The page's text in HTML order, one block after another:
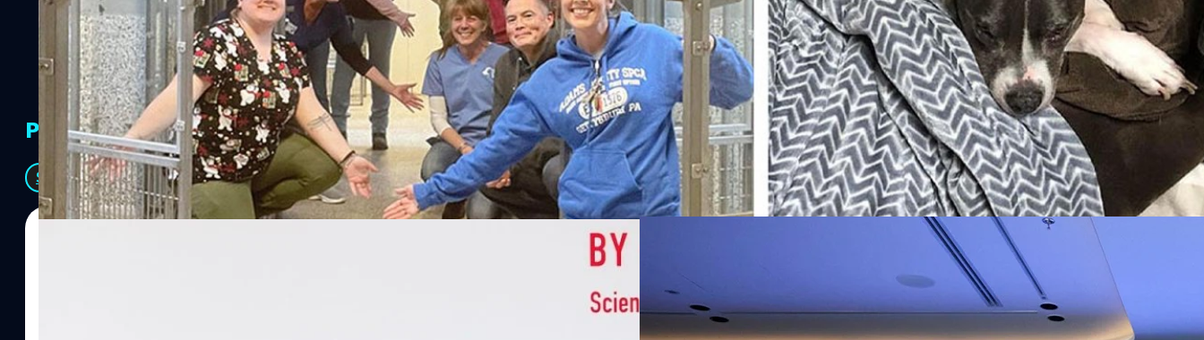
PR Partners
See All
หัวเว่ยเดินหน้าปฏิวัติวงการสาธารณสุขไทยด้วย AI เปิดตัว 4 นวัตกรรมเปลี่ยน
เกมเร่งเครื่อง AI เพื่อการแพทย์ในประเทศไทย
กรุงเทพฯ, 7 สิงหาคม 2569 — หัวเว่ย จัดงาน “Huawei AI+ Healthcare Summit” ภายใต้งาน Huawei